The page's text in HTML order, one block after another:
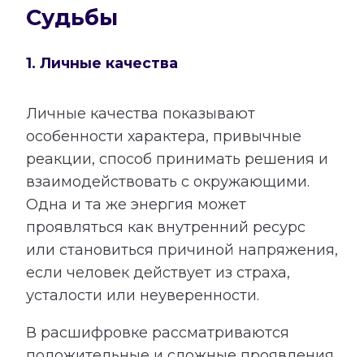
Судьбы
1. Личные качества
Личные качества показывают
особенности характера, привычные
реакции, способ принимать решения и
взаимодействовать с окружающими.
Одна и та же энергия может
проявляться как внутренний ресурс
или становиться причиной напряжения,
если человек действует из страха,
усталости или неуверенности.
В расшифровке рассматриваются